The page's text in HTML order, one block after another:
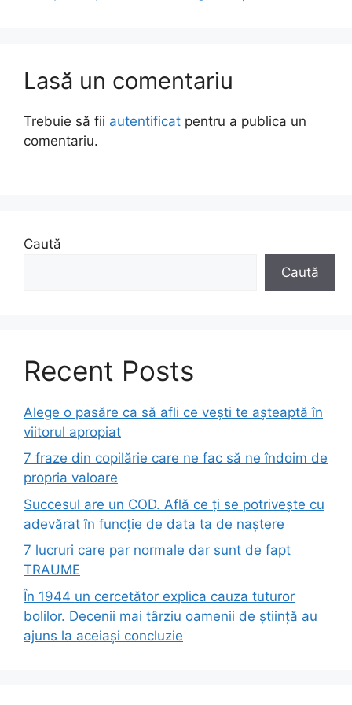
Lasă un comentariu
Trebuie să fii autentificat pentru a publica un
comentariu.
Caută
Caută
Recent Posts
Alege o pasăre ca să afli ce vești te așteaptă în
viitorul apropiat
7 fraze din copilărie care ne fac să ne îndoim de
propria valoare
Succesul are un COD. Află ce ți se potrivește cu
adevărat în funcție de data ta de naștere
7 lucruri care par normale dar sunt de fapt
TRAUME
În 1944 un cercetător explica cauza tuturor
bolilor. Decenii mai târziu oamenii de știință au
ajuns la aceiași concluzie